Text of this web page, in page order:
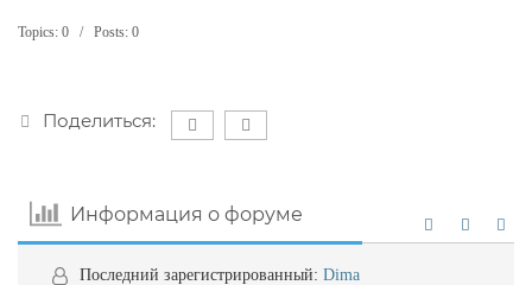
Topics: 0 / Posts: 0
Поделиться:
Информация о форуме
Последний зарегистрированный: Dima